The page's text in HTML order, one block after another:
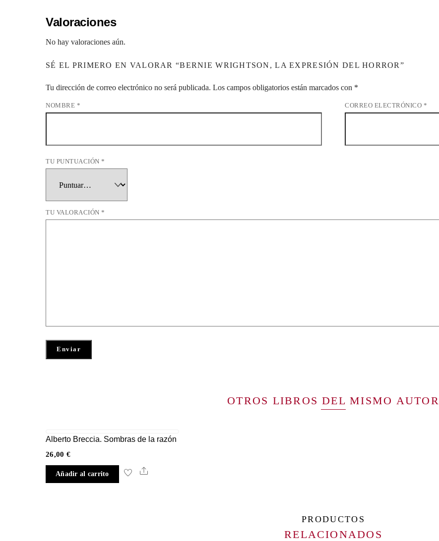
Valoraciones
No hay valoraciones aún.
SÉ EL PRIMERO EN VALORAR “BERNIE WRIGHTSON, LA EXPRESIÓN DEL HORROR”
Tu dirección de correo electrónico no será publicada. Los campos obligatorios están marcados con *
NOMBRE * CORREO ELECTRÓNICO *
TU PUNTUACIÓN*
TU VALORACIÓN*
OTROS LIBROS DEL MISMO AUTOR
Alberto Breccia. Sombras de la razón
26,00 €
Añadir al carrito Share
PRODUCTOS
RELACIONADOS